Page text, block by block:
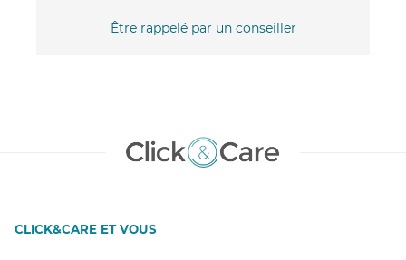
Être rappelé par un conseiller
CLICK&CARE ET VOUS